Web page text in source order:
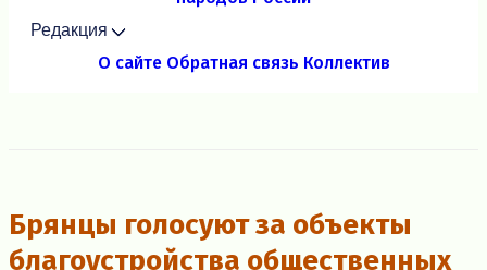
Редакция
О сайте Обратная связь Коллектив
Брянцы голосуют за объекты
благоустройства общественных